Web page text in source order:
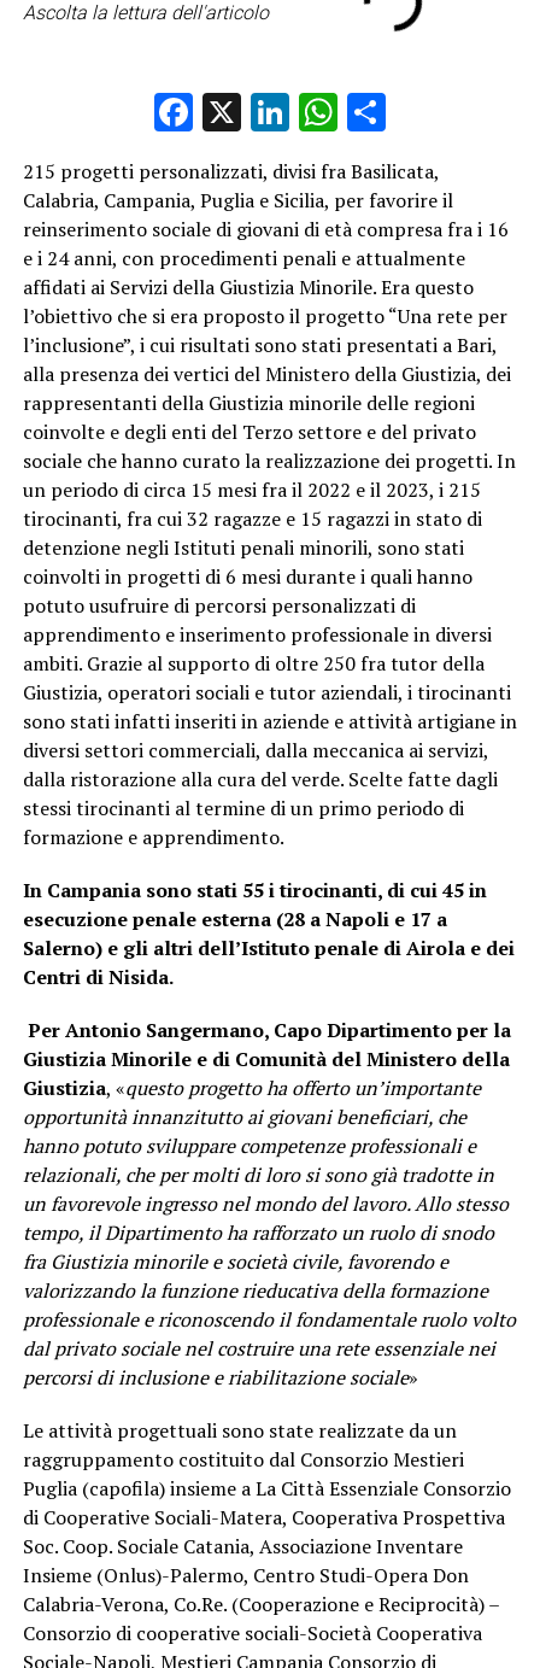
Ascolta la lettura dell'articolo
Facebook
X LinkedIn
WhatsApp
Condividi
215 progetti personalizzati, divisi fra Basilicata,
Calabria, Campania, Puglia e Sicilia, per favorire il
reinserimento sociale di giovani di età compresa fra i 16
e i 24 anni, con procedimenti penali e attualmente
affidati ai Servizi della Giustizia Minorile. Era questo
l’obiettivo che si era proposto il progetto “Una rete per
l’inclusione”, i cui risultati sono stati presentati a Bari,
alla presenza dei vertici del Ministero della Giustizia, dei
rappresentanti della Giustizia minorile delle regioni
coinvolte e degli enti del Terzo settore e del privato
sociale che hanno curato la realizzazione dei progetti. In
un periodo di circa 15 mesi fra il 2022 e il 2023, i 215
tirocinanti, fra cui 32 ragazze e 15 ragazzi in stato di
detenzione negli Istituti penali minorili, sono stati
coinvolti in progetti di 6 mesi durante i quali hanno
potuto usufruire di percorsi personalizzati di
apprendimento e inserimento professionale in diversi
ambiti. Grazie al supporto di oltre 250 fra tutor della
Giustizia, operatori sociali e tutor aziendali, i tirocinanti
sono stati infatti inseriti in aziende e attività artigiane in
diversi settori commerciali, dalla meccanica ai servizi,
dalla ristorazione alla cura del verde. Scelte fatte dagli
stessi tirocinanti al termine di un primo periodo di
formazione e apprendimento.
In Campania sono stati 55 i tirocinanti, di cui 45 in
esecuzione penale esterna (28 a Napoli e 17 a
Salerno) e gli altri dell’Istituto penale di Airola e dei
Centri di Nisida.
Per Antonio Sangermano, Capo Dipartimento per la
Giustizia Minorile e di Comunità del Ministero della
Giustizia, «questo progetto ha offerto un’importante
opportunità innanzitutto ai giovani beneficiari, che
hanno potuto sviluppare competenze professionali e
relazionali, che per molti di loro si sono già tradotte in
un favorevole ingresso nel mondo del lavoro. Allo stesso
tempo, il Dipartimento ha rafforzato un ruolo di snodo
fra Giustizia minorile e società civile, favorendo e
valorizzando la funzione rieducativa della formazione
professionale e riconoscendo il fondamentale ruolo volto
dal privato sociale nel costruire una rete essenziale nei
percorsi di inclusione e riabilitazione sociale»
Le attività progettuali sono state realizzate da un
raggruppamento costituito dal Consorzio Mestieri
Puglia (capofila) insieme a La Città Essenziale Consorzio
di Cooperative Sociali-Matera, Cooperativa Prospettiva
Soc. Coop. Sociale Catania, Associazione Inventare
Insieme (Onlus)-Palermo, Centro Studi-Opera Don
Calabria-Verona, Co.Re. (Cooperazione e Reciprocità) –
Consorzio di cooperative sociali-Società Cooperativa
Sociale-Napoli, Mestieri Campania Consorzio di